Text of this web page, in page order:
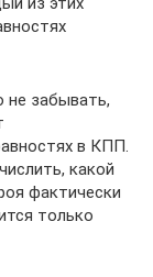
не забывать,
в КПП.
какой
фактически
только